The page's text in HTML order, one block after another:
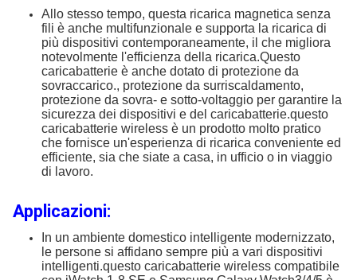
Allo stesso tempo, questa ricarica magnetica senza
fili è anche multifunzionale e supporta la ricarica di
più dispositivi contemporaneamente, il che migliora
notevolmente l'efficienza della ricarica.Questo
caricabatterie è anche dotato di protezione da
sovraccarico., protezione da surriscaldamento,
protezione da sovra- e sotto-voltaggio per garantire la
sicurezza dei dispositivi e del caricabatterie.questo
caricabatterie wireless è un prodotto molto pratico
che fornisce un'esperienza di ricarica conveniente ed
efficiente, sia che siate a casa, in ufficio o in viaggio
di lavoro.
Applicazioni:
In un ambiente domestico intelligente modernizzato,
le persone si affidano sempre più a vari dispositivi
intelligenti.questo caricabatterie wireless compatibile